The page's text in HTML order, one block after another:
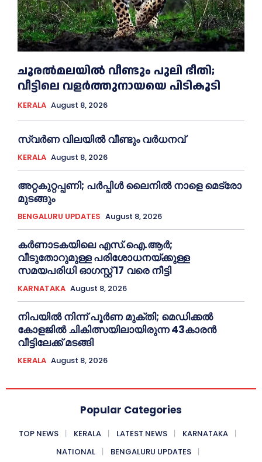
ചൂരല്‍മലയില്‍ വീണ്ടും പുലി ഭീതി;
വീട്ടിലെ വളര്‍ത്തുനായയെ പിടികൂടി
KERALA August 8, 2026
സ്വർണ വിലയില്‍ വീണ്ടും വർധനവ്
KERALA August 8, 2026
അറ്റകുറ്റപ്പണി; പർപ്പിൾ ലൈനില്‍ നാളെ മെട്രോ
മുടങ്ങും
BENGALURU UPDATES August 8, 2026
കർണാടകയിലെ എസ്.ഐ.ആർ;
വീടുതോറുമുള്ള പരിശോധനയ്ക്കുള്ള
സമയപരിധി ഓഗസ്റ്റ് 17 വരെ നീട്ടി
KARNATAKA August 8, 2026
നിപയില്‍ നിന്ന് പൂര്‍ണ മുക്തി; മെഡിക്കല്‍
കോളജില്‍ ചികിത്സയിലായിരുന്ന 43കാരന്‍
വീട്ടിലേക്ക് മടങ്ങി
KERALA August 8, 2026
Popular Categories
TOP NEWS KERALA LATEST NEWS
KARNATAKA
NATIONAL
BENGALURU UPDATES